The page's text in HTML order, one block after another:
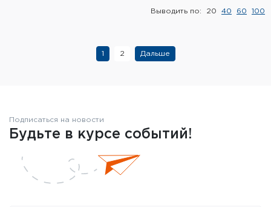
Выводить по: 20 40 60 100
1 2 Дальше
Подписаться на новости
Будьте в курсе событий!